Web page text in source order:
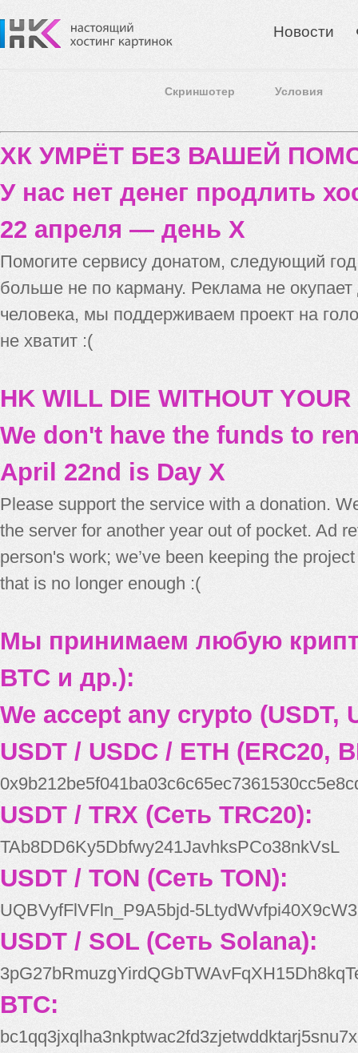
Новости
Скриншотер Условия
ХК УМРЁТ БЕЗ ВАШЕЙ
У нас нет денег продлить
22 апреля — день X
Помогите сервису донатом, следующий
больше не по карману. Реклама не
человека, мы поддерживаем проект на
не хватит :(
HK WILL DIE WITHOUT
We don't have the funds to
April 22nd is Day X
Please support the service with a donation.
the server for another year out of pocket. Ad
person's work; we’ve been keeping the
that is no longer enough :(
Мы принимаем любую
BTC и др.):
We accept any crypto (USDT,
USDT / USDC / ETH (ERC20,
USDT / TRX (Сеть TRC20):
TAb8DD6Ky5Dbfwy241JavhksPCo38nkVsL
USDT / TON (Сеть TON):
UQBVyfFlVFln_P9A5bjd-
USDT / SOL (Сеть Solana):
BTC:
bc1qq3jxqlha3nkptwac2fd3zjetwddktarj5snu7x